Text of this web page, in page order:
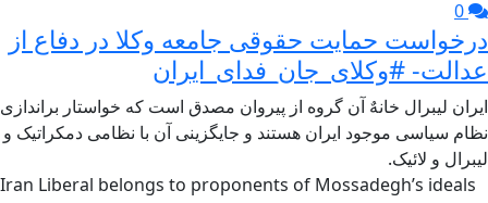
درخواست حمایت حقوقی جامعه وکلا در دفاع از
عدالت- #وکلای_جان_فدای_ایران
ایران لیبرال خانهٌ آن گروه از پیروان مصدق است که خواستار براندازی
نظام سیاسی موجود ایران هستند و جایگزینی آن با نظامی دمکراتیک و
لیبرال و لائیک.
Iran Liberal belongs to proponents of Mossadegh’s ideals